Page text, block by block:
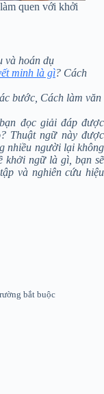
quen với khởi
và hoán dụ
minh là gì? Cách
bước, Cách làm văn
đọc giải đáp được
Thuật ngữ này được
nhiều người lại không
khởi ngữ là gì, bạn sẽ
và nghiên cứu hiệu
bắt buộc